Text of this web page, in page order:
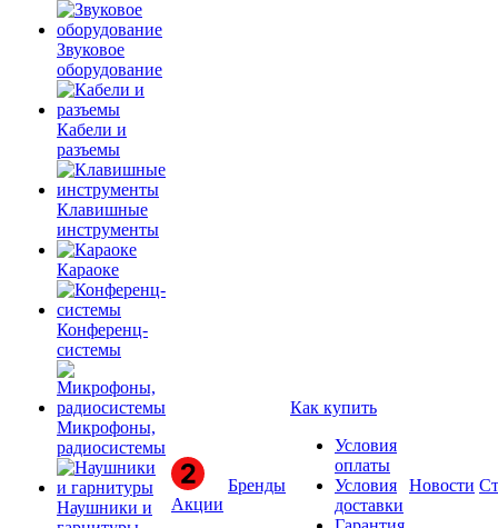
Звуковое
оборудование
Кабели и
разъемы
Клавишные
инструменты
Караоке
Конференц-
системы
Микрофоны,
радиосистемы
Наушники и
Акции
Бренды
Как купить
Условия
оплаты
Условия
доставки
Новости